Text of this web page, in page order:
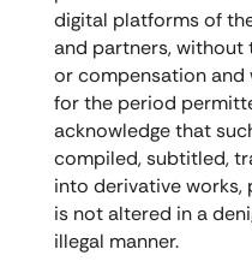
digital platforms of
and partners,
or compensation
for the period
acknowledge that
compiled, subtitled,
into derivative works,
is not altered in a
illegal manner.